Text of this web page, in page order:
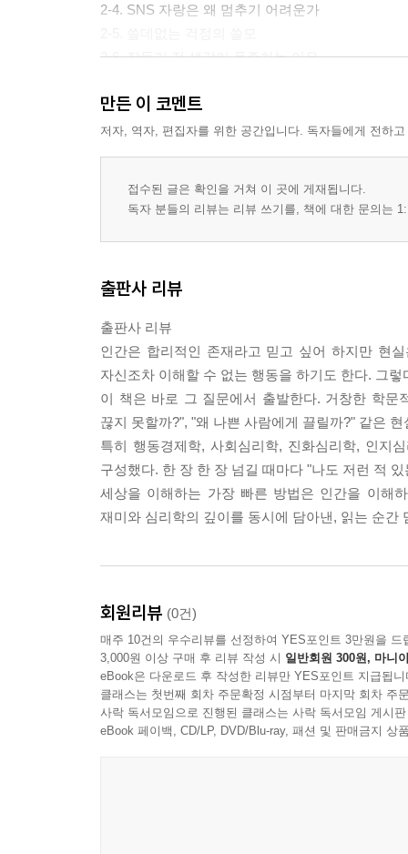
2-4. SNS 자랑은 왜 멈추기 어려운가
2-6. 잠들기 전 생각이 폭주하는 이유
3-1. 할인은 왜 판단력을 흐리는가
3-2. 무료라는 말의 강력한 유혹
3-5. 물건을 버리지 못하는 심리
PART 4 · 이상한 행동 속에 숨은 인간의 본성
4-2. 남의 사생활이 궁금한 이유
만든 이 코멘트
저자, 역자, 편집자를 위한 공간입니다. 독자들에게 전하
접수된 글은 확인을 거쳐 이 곳에 게재됩니다.
독자 분들의 리뷰는 리뷰 쓰기를, 책에 대한 문의는
출판사 리뷰
출판사 리뷰
인간은 합리적인 존재라고 믿고 싶어 하지만 현
자신조차 이해할 수 없는 행동을 하기도 한다. 그
이 책은 바로 그 질문에서 출발한다. 거창한 학
끊지 못할까?", "왜 나쁜 사람에게 끌릴까?" 같은
특히 행동경제학, 사회심리학, 진화심리학, 인지
구성했다. 한 장 한 장 넘길 때마다 "나도 저런 적
세상을 이해하는 가장 빠른 방법은 인간을 이해
재미와 심리학의 깊이를 동시에 담아낸, 읽는 순간
회원리뷰 (0건)
매주 10건의 우수리뷰를 선정하여 YES포인트 3만원을 드
3,000원 이상 구매 후 리뷰 작성 시 일반회원 300원, 마니
eBook은 다운로드 후 작성한 리뷰만 YES포인트 지급됩니
클래스는 첫번째 회차 주문확정 시점부터 마지막 회차 주
사락 독서모임으로 진행된 클래스는 사락 독서모임 게시
eBook 페이백, CD/LP, DVD/Blu-ray, 패션 및 판매금지 상